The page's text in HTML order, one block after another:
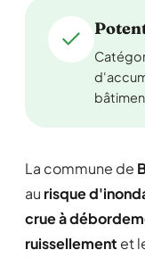
La commune de
au risque
crue à
ruissellement et